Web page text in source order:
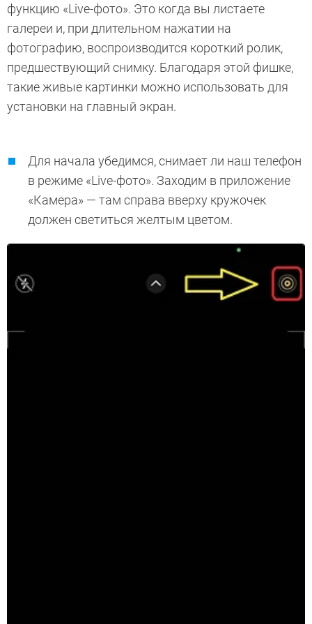
функцию «Live-фото». Это когда вы листаете
галереи и, при длительном нажатии на
фотографию, воспроизводится короткий ролик,
предшествующий снимку. Благодаря этой фишке,
такие живые картинки можно использовать для
установки на главный экран.
Для начала убедимся, снимает ли наш телефон
в режиме «Live-фото». Заходим в приложение
«Камера» — там справа вверху кружочек
должен светиться желтым цветом.